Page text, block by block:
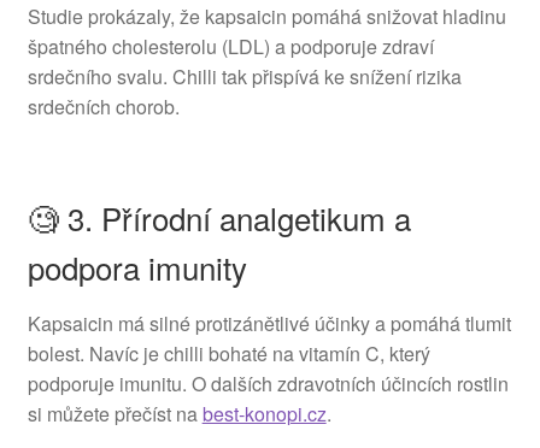
Studie prokázaly, že kapsaicin pomáhá snižovat hladinu
špatného cholesterolu (LDL) a podporuje zdraví
srdečního svalu. Chilli tak přispívá ke snížení rizika
srdečních chorob.
🧐 3. Přírodní analgetikum a
podpora imunity
Kapsaicin má silné protizánětlivé účinky a pomáhá tlumit
bolest. Navíc je chilli bohaté na vitamín C, který
podporuje imunitu. O dalších zdravotních účincích rostlin
si můžete přečíst nabest-konopi.cz.